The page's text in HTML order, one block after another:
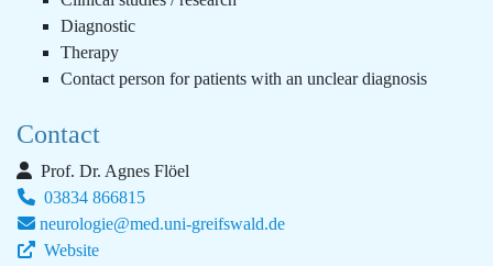
Diagnostic
Therapy
Contact person for patients with an unclear diagnosis
Contact
Prof. Dr. Agnes Flöel
03834 866815
neurologie@med.uni-greifswald.de
Website